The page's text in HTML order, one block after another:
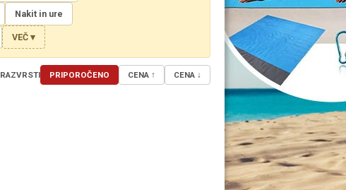
Nakit in ure
VEČ ▾
RAZVRSTI PRIPOROČENO CENA ↑ CENA ↓